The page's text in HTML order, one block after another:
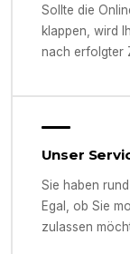
Sollte die
klappen, wird
nach erfolgter
Unser
Sie haben
Egal, ob Sie
zulassen